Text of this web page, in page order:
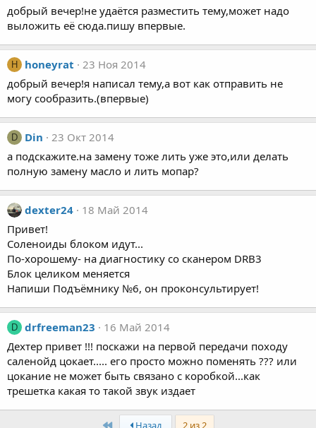
добрый вечер!не удаётся разместить тему,может надо
выложить её сюда.пишу впервые.
H honeyrat
23 Ноя 2014
добрый вечер!я написал тему,а вот как отправить не
могу сообразить.(впервые)
D Din
23 Окт 2014
а подскажите.на замену тоже лить уже это,или делать
полную замену масло и лить мопар?
dexter24
18 Май 2014
Привет!
Соленоиды блоком идут...
По-хорошему- на диагностику со сканером DRB3
Блок целиком меняется
Напиши Подъёмнику №6, он проконсультирует!
D drfreeman23
16 Май 2014
Дехтер привет !!! поскажи на первой передачи походу
саленойд цокает..... его просто можно поменять ??? или
цокание не может быть связано с коробкой...как
трешетка какая то такой звук издает
First Назад 2 из 2